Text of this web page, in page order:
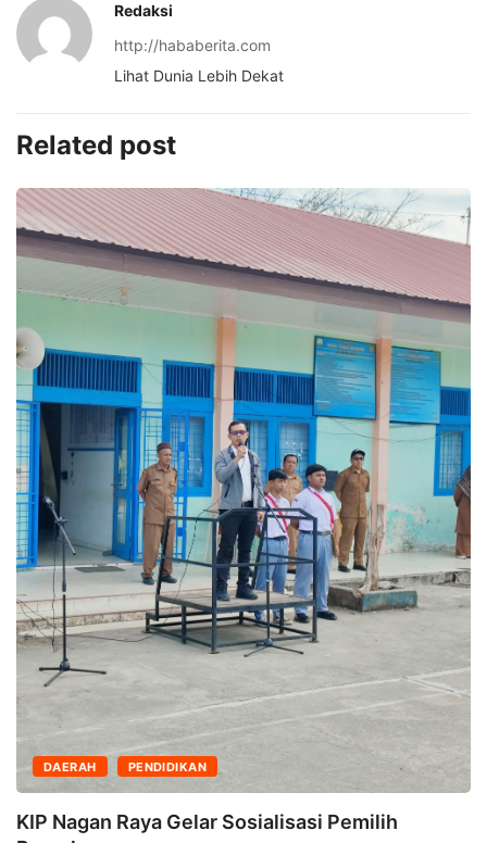
Redaksi
http://hababerita.com
Lihat Dunia Lebih Dekat
Related post
DAERAH PENDIDIKAN
KIP Nagan Raya Gelar Sosialisasi Pemilih